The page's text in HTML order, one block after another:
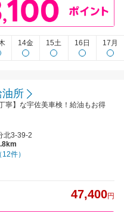
14金 15土 16日 17月
所
寧】な宇佐美車検！給油もお得
北3-39-2
（12件）
47,400円